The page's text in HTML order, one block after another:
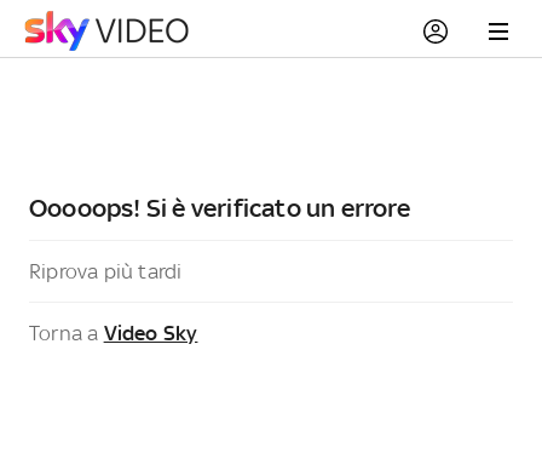
Ooooops! Si è verificato un errore
Riprova più tardi
Torna a Video Sky